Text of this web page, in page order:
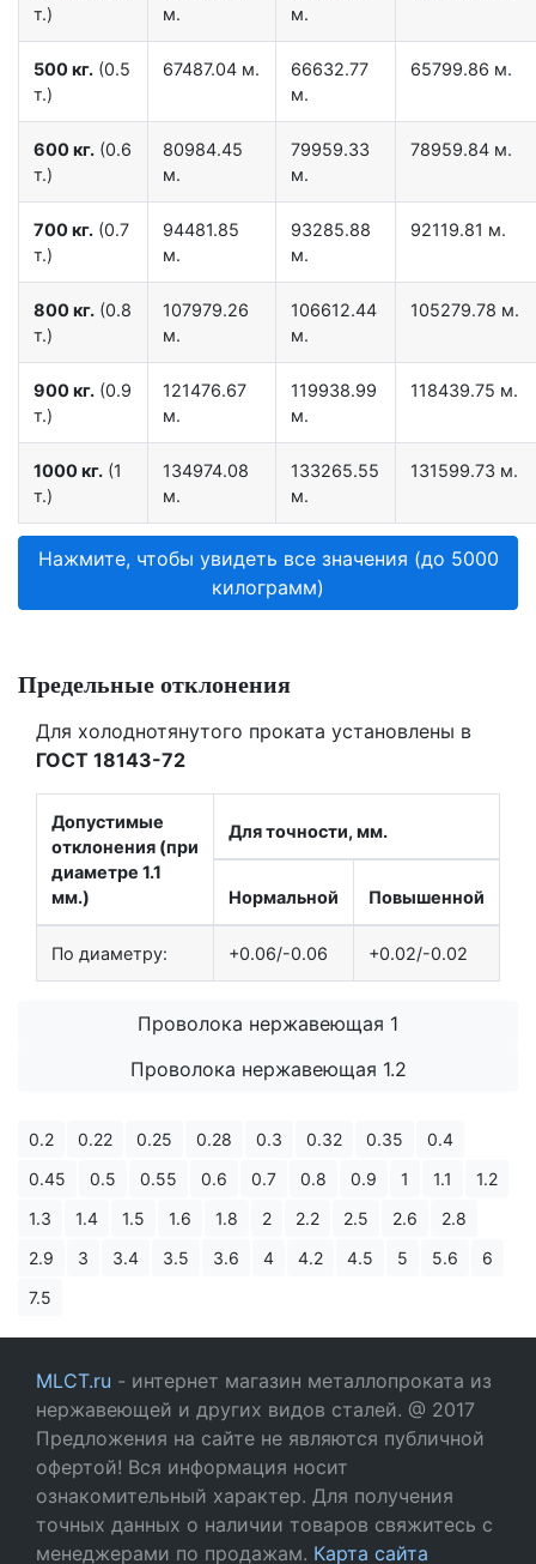
т.)
м.
м.
500 кг. (0.5
т.)
67487.04 м.
66632.77
м.
65799.86 м.
600 кг. (0.6
т.)
80984.45
м.
79959.33
м.
78959.84 м.
700 кг. (0.7
т.)
94481.85
м.
93285.88
м.
92119.81 м.
800 кг. (0.8
т.)
107979.26
м.
106612.44
м.
105279.78 м.
900 кг. (0.9
т.)
121476.67
м.
119938.99
м.
118439.75 м.
1000 кг. (1
т.)
134974.08
м.
133265.55
м.
131599.73 м.
Нажмите, чтобы увидеть все значения (до 5000
килограмм)
Предельные отклонения
Для холоднотянутого проката установлены в
ГОСТ 18143-72
Допустимые
отклонения (при
диаметре 1.1
мм.)
Для точности, мм.
Нормальной Повышенной
По диаметру: +0.06/-0.06 +0.02/-0.02
Проволока нержавеющая 1
Проволока нержавеющая 1.2
0.2 0.22 0.25 0.28 0.3 0.32 0.35
0.4
0.45
0.5 0.55 0.6 0.7 0.8 0.9 1 1.1
1.2
1.3
1.4 1.5 1.6 1.8 2 2.2 2.5 2.6
2.8
2.9
3 3.4 3.5 3.6 4 4.2 4.5 5 5.6
6
7.5
MLCT.ru - интернет магазин металлопроката из
нержавеющей и других видов сталей. @ 2017
Предложения на сайте не являются публичной
офертой! Вся информация носит
ознакомительный характер. Для получения
точных данных о наличии товаров свяжитесь с
менеджерами по продажам. Карта сайта